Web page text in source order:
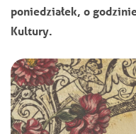
poniedziałek, o
Kultury.